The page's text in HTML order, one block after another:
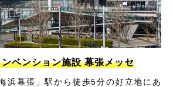
ベンション施設 幕張メッセ
浜幕張」駅から徒歩5分の好立地にあ